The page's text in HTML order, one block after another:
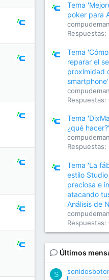
Tema
poker para
Respuestas:
Tema
reparar el
proximidad
smartphone'
Respuestas:
Tema
¿qué hacer?'
Respuestas:
Tema 'La
estilo
preciosa e
atacando
Análisis de
Respuestas:
Últimos
S